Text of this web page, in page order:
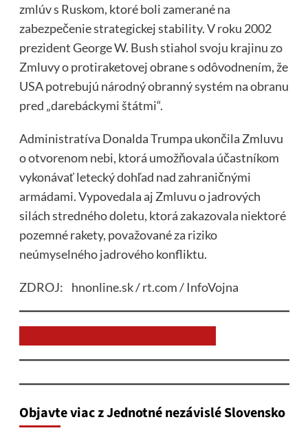
zmlúv s Ruskom, ktoré boli zamerané na
zabezpečenie strategickej stability. V roku 2002
prezident George W. Bush stiahol svoju krajinu zo
Zmluvy o protiraketovej obrane s odôvodnením, že
USA potrebujú národný obranný systém na obranu
pred „darebáckymi štátmi“.
Administratíva Donalda Trumpa ukončila Zmluvu
o otvorenom nebi, ktorá umožňovala účastníkom
vykonávať letecký dohľad nad zahraničnými
armádami. Vypovedala aj Zmluvu o jadrových
silách stredného doletu, ktorá zakazovala niektoré
pozemné rakety, považované za riziko
neúmyselného jadrového konfliktu.
ZDROJ: hnonline.sk / rt.com / InfoVojna
Objavte viac z Jednotné nezávislé Slovensko